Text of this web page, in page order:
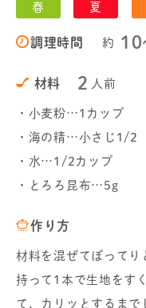
春 夏
調理時間 約 10
材料 2 人前
・小麦粉…1カップ
・海の精…小さじ1/2
・水…1/2カップ
・とろろ昆布…5g
作り方
材料を混ぜてぼってり
持って1本で生地をす
て、カリッとするまで